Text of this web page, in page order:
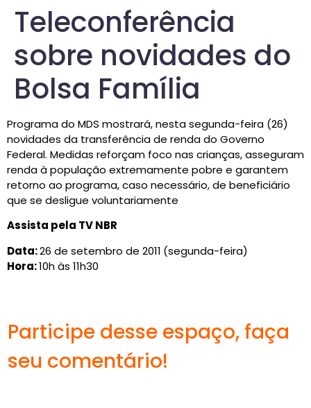
Teleconferência
sobre novidades do
Bolsa Família
Programa do MDS mostrará, nesta segunda-feira (26)
novidades da transferência de renda do Governo
Federal. Medidas reforçam foco nas crianças, asseguram
renda à população extremamente pobre e garantem
retorno ao programa, caso necessário, de beneficiário
que se desligue voluntariamente
Assista pela TV NBR
Data:26 de setembro de 2011 (segunda-feira)
Hora:10h às 11h30
Participe desse espaço, faça
seu comentário!